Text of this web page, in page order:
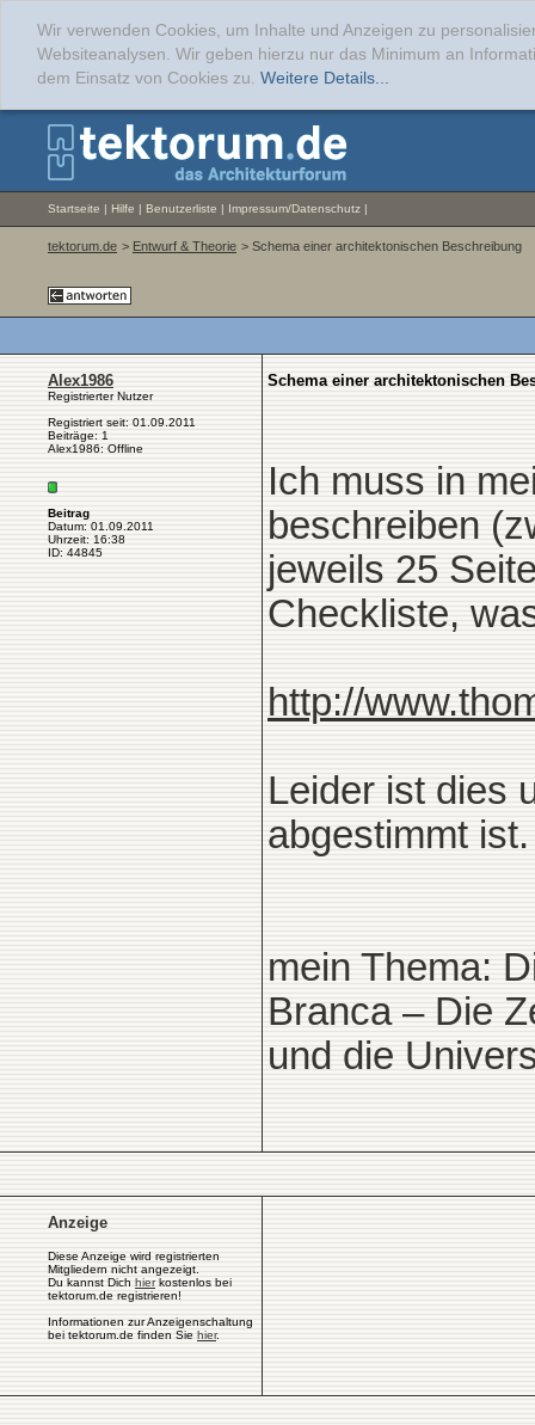
Wir verwenden Cookies, um Inhalte und Anzeigen zu
Websiteanalysen. Wir geben hierzu nur das Minimum an
dem Einsatz von Cookies zu. Weitere Details...
Startseite | Hilfe | Benutzerliste | Impressum/Datenschutz |
tektorum.de > Entwurf & Theorie > Schema einer architektonischen Beschreibung
Alex1986
Registrierter Nutzer
Registriert seit: 01.09.2011
Beiträge: 1
Alex1986: Offline
Beitrag
Datum: 01.09.2011
Uhrzeit: 16:38
ID: 44845
Schema einer architektonischen
Ich muss in
beschreiben
jeweils 25
Checkliste,
http://
Leider ist dies
abgestimmt ist.
mein Thema:
Branca – Die
und die
Anzeige
Diese Anzeige wird registrierten
Mitgliedern nicht angezeigt.
Du kannst Dich hierkostenlos bei
tektorum.de registrieren!
Informationen zur Anzeigenschaltung
bei tektorum.de finden Sie hier.